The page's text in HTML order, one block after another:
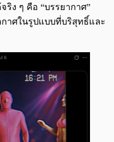
ริง ๆ คือ “บรรยากาศ”
กาศในรูปแบบที่บริสุทธิ์และ